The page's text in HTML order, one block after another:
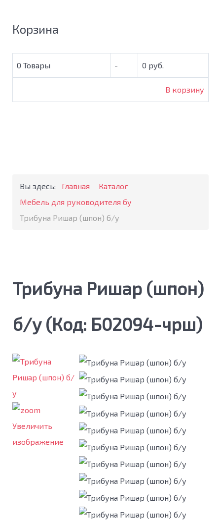
Корзина
0 Товары - 0 руб.
В корзину
Вы здесь: Главная
Каталог
Мебель для руководителя бу
Трибуна Ришар (шпон) б/у
Трибуна Ришар (шпон)
б/у (Код: Б02094-чрш)
Увеличить
изображение